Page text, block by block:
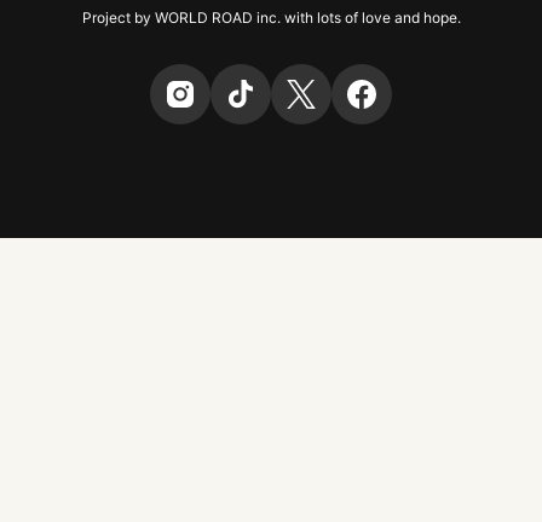
Project by WORLD ROAD inc. with lots of love and hope.